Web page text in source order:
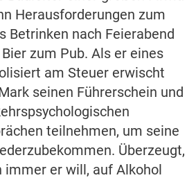
Herausforderungen zum
Betrinken nach Feierabend
zum Pub. Als er eines
am Steuer erwischt
seinen Führerschein und
teilnehmen, um seine
Überzeugt,
immer er will, auf Alkohol